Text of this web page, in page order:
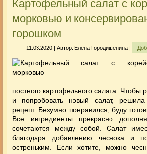
Картофельный салат с
морковью и
горошком
11.03.2020 | Автор: Елена Городишенина |
постного картофельного салата. Чтобы
и попробовать новый салат, решила
рецепт. Безумно понравился, буду
Все ингредиенты прекрасно
сочетаются между собой. Салат
благодаря добавлению чеснока и
остреньким. Если хотите, можно